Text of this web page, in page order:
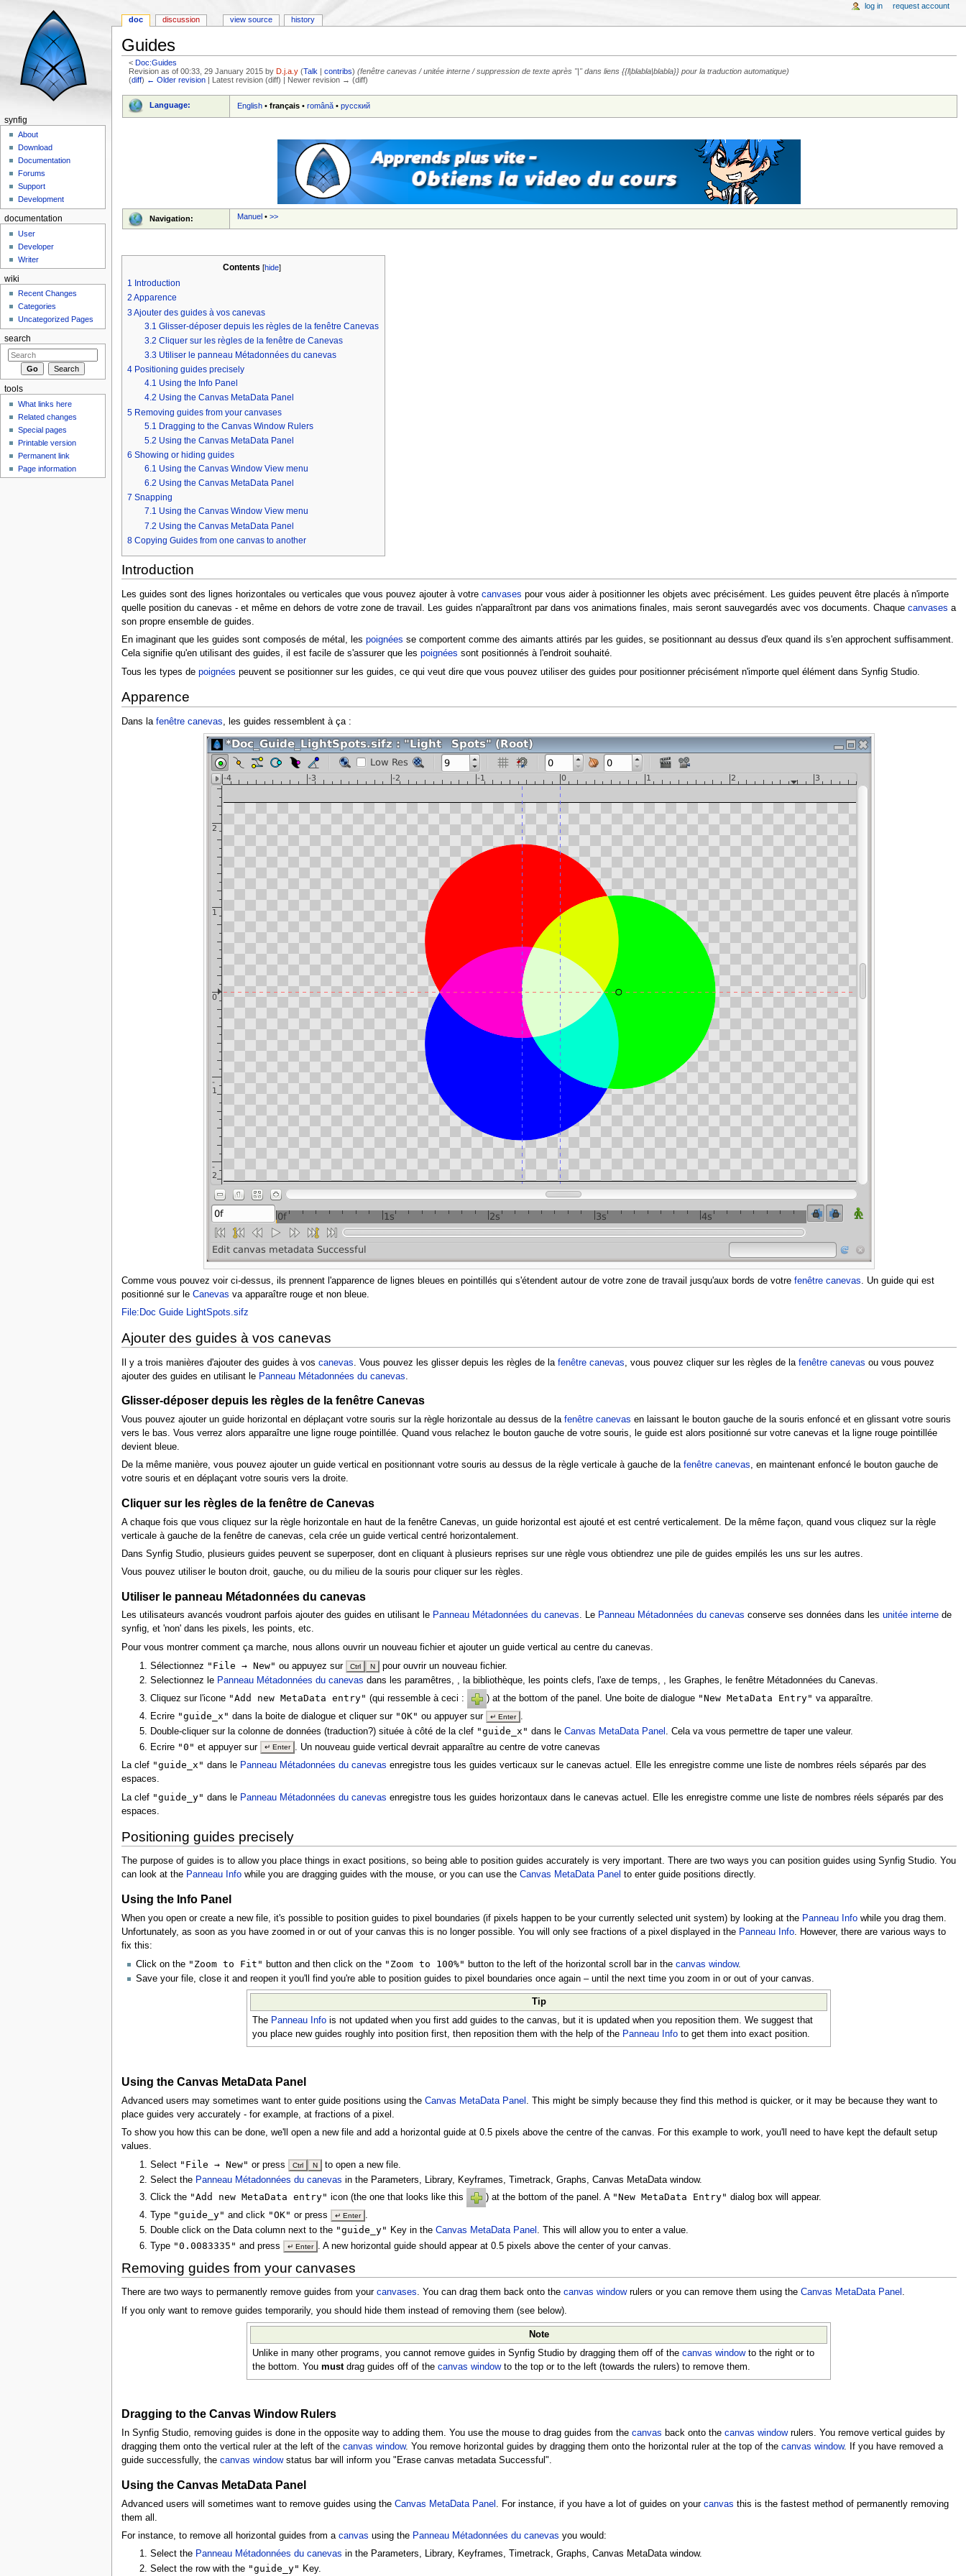
Guides
<Doc:Guides
Revision as of 00:33, 29 January 2015 byD.j.a.y (Talk |contribs) (fenêtre canevas / unitée interne / suppression de texte après "|" dans liens {{l|blabla|blabla}} pour la traduction automatique)
(diff) ← Older revision | Latest revision (diff) | Newer revision → (diff)
Language: English •français •română •русский
Navigation: Manuel •>>
Contents [hide]
1 Introduction
2 Apparence
3Ajouter des guides à vos canevas
3.1 Glisser-déposer depuis les règles de la fenêtre Canevas
3.2 Cliquer sur les règles de la fenêtre de Canevas
3.3 Utiliser le panneau Métadonnées du canevas
4 Positioning guides precisely
4.1 Using the Info Panel
4.2 Using the Canvas MetaData Panel
5 Removing guides from your canvases
5.1 Dragging to the Canvas Window Rulers
5.2 Using the Canvas MetaData Panel
6 Showing or hiding guides
6.1 Using the Canvas Window View menu
6.2 Using the Canvas MetaData Panel
7 Snapping
7.1 Using the Canvas Window View menu
7.2 Using the Canvas MetaData Panel
8 Copying Guides from one canvas to another
Introduction
Les guides sont des lignes horizontales ou verticales que vous pouvez ajouter à votre canvases pour vous aider à positionner les objets avec précisément. Les guides peuvent être placés à n'importe
quelle position du canevas - et même en dehors de votre zone de travail. Les guides n'apparaîtront par dans vos animations finales, mais seront sauvegardés avec vos documents. Chaque canvases a
son propre ensemble de guides.
En imaginant que les guides sont composés de métal, les poignées se comportent comme des aimants attirés par les guides, se positionnant au dessus d'eux quand ils s'en approchent suffisamment.
Cela signifie qu'en utilisant des guides, il est facile de s'assurer que les poignées sont positionnés à l'endroit souhaité.
Tous les types de poignées peuvent se positionner sur les guides, ce qui veut dire que vous pouvez utiliser des guides pour positionner précisément n'importe quel élément dans Synfig Studio.
Apparence
Dans la fenêtre canevas, les guides ressemblent à ça :
Comme vous pouvez voir ci-dessus, ils prennent l'apparence de lignes bleues en pointillés qui s'étendent autour de votre zone de travail jusqu'aux bords de votre fenêtre canevas . Un guide qui est
positionné sur le Canevas va apparaître rouge et non bleue.
File:Doc Guide LightSpots.sifz
Ajouter des guides à vos canevas
Il y a trois manières d'ajouter des guides à vos canevas . Vous pouvez les glisser depuis les règles de la fenêtre canevas , vous pouvez cliquer sur les règles de la fenêtre canevas ou vous pouvez
ajouter des guides en utilisant le Panneau Métadonnées du canevas
Glisser-déposer depuis les règles de la fenêtre Canevas
Vous pouvez ajouter un guide horizontal en déplaçant votre souris sur la règle horizontale au dessus de la fenêtre canevas en laissant le bouton gauche de la souris enfoncé et en glissant votre souris
vers le bas. Vous verrez alors apparaître une ligne rouge pointillée. Quand vous relachez le bouton gauche de votre souris, le guide est alors positionné sur votre canevas et la ligne rouge pointillée
devient bleue.
De la même manière, vous pouvez ajouter un guide vertical en positionnant votre souris au dessus de la règle verticale à gauche de la fenêtre canevas, en maintenant enfoncé le bouton gauche de
votre souris et en déplaçant votre souris vers la droite.
Cliquer sur les règles de la fenêtre de Canevas
A chaque fois que vous cliquez sur la règle horizontale en haut de la fenêtre Canevas, un guide horizontal est ajouté et est centré verticalement. De la même façon, quand vous cliquez sur la règle
verticale à gauche de la fenêtre de canevas, cela crée un guide vertical centré horizontalement.
Dans Synfig Studio, plusieurs guides peuvent se superposer, dont en cliquant à plusieurs reprises sur une règle vous obtiendrez une pile de guides empilés les uns sur les autres.
Vous pouvez utiliser le bouton droit, gauche, ou du milieu de la souris pour cliquer sur les règles.
Utiliser le panneau Métadonnées du canevas
Les utilisateurs avancés voudront parfois ajouter des guides en utilisant le Panneau Métadonnées du canevas. Le Panneau Métadonnées du canevas conserve ses données dans les unitée internede
synfig, et 'non' dans les pixels, les points, etc.
Pour vous montrer comment ça marche, nous allons ouvrir un nouveau fichier et ajouter un guide vertical au centre du canevas.
Sélectionnez "File → New" ou appuyez sur Ctrl N
pour ouvrir un nouveau fichier.
Selectionnez le Panneau Métadonnées du canevas dans les paramêtres, , la bibliothèque, les points clefs, l'axe de temps, , les Graphes, le fenêtre Métadonnées du Canevas.
Cliquez sur l'icone "Add new MetaData entry" (qui ressemble à ceci : ) at the bottom of the panel. Une boite de dialogue "New MetaData Entry" va apparaître.
Ecrire "guide_x" dans la boite de dialogue et cliquer sur "OK" ou appuyer sur ↵ Enter
.
Double-cliquer sur la colonne de données (traduction?) située à côté de la clef "guide_x" dans leCanvas MetaData Panel . Cela va vous permettre de taper une valeur.
Ecrire "0" et appuyer sur ↵ Enter
. Un nouveau guide vertical devrait apparaître au centre de votre canevas
La clef "guide_x" dans le Panneau Métadonnées du canevas enregistre tous les guides verticaux sur le canevas actuel. Elle les enregistre comme une liste de nombres réels séparés par des
espaces.
La clef "guide_y" dans le Panneau Métadonnées du canevas enregistre tous les guides horizontaux dans le canevas actuel. Elle les enregistre comme une liste de nombres réels séparés par des
espaces.
Positioning guides precisely
The purpose of guides is to allow you place things in exact positions, so being able to position guides accurately is very important. There are two ways you can position guides using Synfig Studio. You
can look at the Panneau Infowhile you are dragging guides with the mouse, or you can use the Canvas MetaData Panel to enter guide positions directly.
Using the Info Panel
When you open or create a new file, it's possible to position guides to pixel boundaries (if pixels happen to be your currently selected unit system) by looking at the Panneau Infowhile you drag them.
Unfortunately, as soon as you have zoomed in or out of your canvas this is no longer possible. You will only see fractions of a pixel displayed in the Panneau Info. However, there are various ways to
fix this:
Click on the "Zoom to Fit" button and then click on the "Zoom to 100%" button to the left of the horizontal scroll bar in the canvas window.
Save your file, close it and reopen it you'll find you're able to position guides to pixel boundaries once again – until the next time you zoom in or out of your canvas.
Tip
The Panneau Info is not updated when you first add guides to the canvas, but it is updated when you reposition them. We suggest that
you place new guides roughly into position first, then reposition them with the help of the Panneau Info to get them into exact position.
Using the Canvas MetaData Panel
Advanced users may sometimes want to enter guide positions using the Canvas MetaData Panel
. This might be simply because they find this method is quicker, or it may be because they want to
place guides very accurately - for example, at fractions of a pixel.
To show you how this can be done, we'll open a new file and add a horizontal guide at 0.5 pixels above the centre of the canvas. For this example to work, you'll need to have kept the default setup
values.
Select "File → New" or press Ctrl N
to open a new file.
Select the Panneau Métadonnées du canevas in the Parameters, Library, Keyframes, Timetrack, Graphs, Canvas MetaData window.
Click the "Add new MetaData entry" icon (the one that looks like this ) at the bottom of the panel. A "New MetaData Entry" dialog box will appear.
Type "guide_y" and click "OK" or press ↵ Enter
.
Double click on the Data column next to the "guide_y" Key in theCanvas MetaData Panel . This will allow you to enter a value.
Type "0.0083335" and press ↵ Enter . A new horizontal guide should appear at 0.5 pixels above the center of your canvas.
Removing guides from your canvases
There are two ways to permanently remove guides from your canvases. You can drag them back onto the canvas windowrulers or you can remove them using the Canvas MetaData Panel .
If you only want to remove guides temporarily, you should hide them instead of removing them (see below).
Note
Unlike in many other programs, you cannot remove guides in Synfig Studio by dragging them off of thecanvas windowto the right or to
the bottom. Youmustdrag guides off of thecanvas windowto the top or to the left (towards the rulers) to remove them.
Dragging to the Canvas Window Rulers
In Synfig Studio, removing guides is done in the opposite way to adding them. You use the mouse to drag guides from the canvas back onto the canvas windowrulers. You remove vertical guides by
dragging them onto the vertical ruler at the left of the canvas window. You remove horizontal guides by dragging them onto the horizontal ruler at the top of the canvas window. If you have removed a
guide successfully, the canvas windowstatus bar will inform you "Erase canvas metadata Successful".
Using the Canvas MetaData Panel
Advanced users will sometimes want to remove guides using the Canvas MetaData Panel . For instance, if you have a lot of guides on your canvas this is the fastest method of permanently removing
them all.
For instance, to remove all horizontal guides from a canvas using the Panneau Métadonnées du canevas you would:
Select the Panneau Métadonnées du canevas in the Parameters, Library, Keyframes, Timetrack, Graphs, Canvas MetaData window.
Select the row with the "guide_y" Key.
doc discussion view source history
log in request account
synfig
About
Download
Documentation
Forums
Support
Development
documentation
User
Developer
Writer
wiki
Recent Changes
Categories
Uncategorized Pages
search
tools
What links here
Related changes
Special pages
Printable version
Permanent link
Page information